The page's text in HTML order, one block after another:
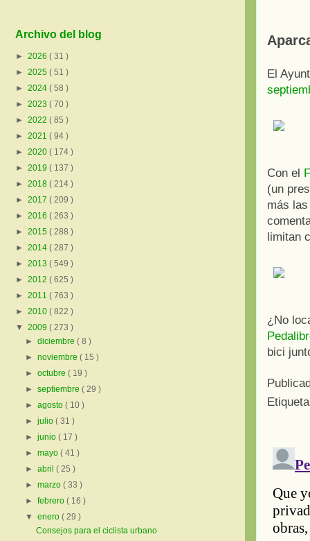
El
Con el
(un
más
limitan
¿No
bici
Archivo del blog
► 2026 ( 31 )
► 2025 ( 51 )
► 2024 ( 58 )
► 2023 ( 70 )
► 2022 ( 85 )
► 2021 ( 94 )
► 2020 ( 174 )
► 2019 ( 137 )
► 2018 ( 214 )
► 2017 ( 209 )
► 2016 ( 263 )
► 2015 ( 288 )
► 2014 ( 287 )
► 2013 ( 549 )
► 2012 ( 625 )
► 2011 ( 763 )
► 2010 ( 822 )
▼ 2009 ( 273 )
►diciembre( 8 )
►noviembre( 15 )
►octubre( 19 )
►septiembre( 29 )
►agosto( 10 )
►julio( 31 )
►junio( 17 )
►mayo( 41 )
►abril( 25 )
►marzo( 33 )
►febrero( 16 )
▼enero( 29 )
Consejos para el ciclista urbano